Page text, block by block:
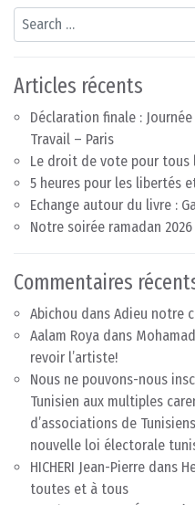
Search
Articles récents
Déclaration finale :
Travail – Paris
Le droit de vote pour tous
5 heures pour les libertés
Echange autour du livre :
Notre soirée ramadan 2026
Commentaires
Abichou dans Adieu notre
Aalam Roya dans
revoir l’artiste!
Nous ne pouvons-nous
Tunisien aux multiples
d’associations de
nouvelle loi électorale
HICHERI Jean-Pierre dans
toutes et à tous